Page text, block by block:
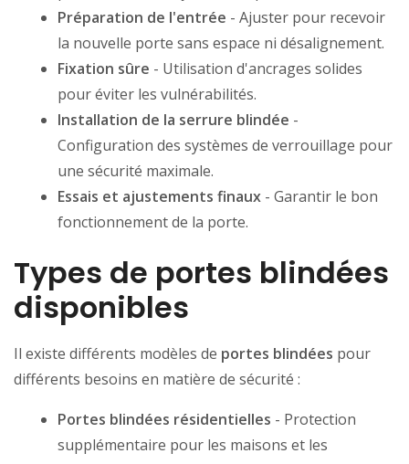
Préparation de l'entrée - Ajuster pour recevoir
la nouvelle porte sans espace ni désalignement.
Fixation sûre - Utilisation d'ancrages solides
pour éviter les vulnérabilités.
Installation de la serrure blindée -
Configuration des systèmes de verrouillage pour
une sécurité maximale.
Essais et ajustements finaux - Garantir le bon
fonctionnement de la porte.
Types de portes blindées
disponibles
Il existe différents modèles de portes blindées pour
différents besoins en matière de sécurité :
Portes blindées résidentielles - Protection
supplémentaire pour les maisons et les